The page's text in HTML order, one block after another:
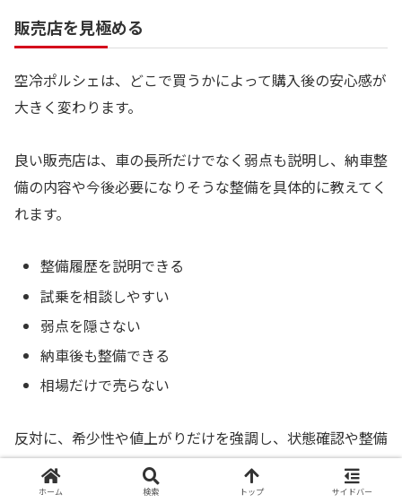
販売店を見極める
空冷ポルシェは、どこで買うかによって購入後の安心感が
大きく変わります。
良い販売店は、車の長所だけでなく弱点も説明し、納車整
備の内容や今後必要になりそうな整備を具体的に教えてく
れます。
整備履歴を説明できる
試乗を相談しやすい
弱点を隠さない
納車後も整備できる
相場だけで売らない
反対に、希少性や値上がりだけを強調し、状態確認や整備
内容の質問に曖昧な返答が多い店では、購入後のトラブル
対応で不安が残ります。
ホーム 検索 トップ サイドバー